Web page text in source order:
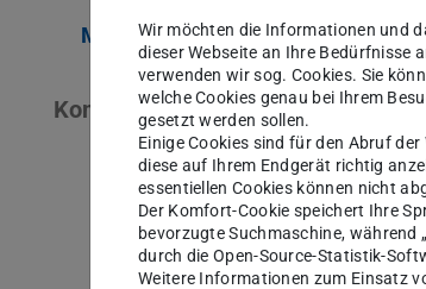
Methoden und
Kontakt
Wir möchten die Informationen und
dieser Webseite an Ihre Bedürfnisse
verwenden wir sog. Cookies. Sie
welche Cookies genau bei Ihrem
gesetzt werden sollen.
Einige Cookies sind für den Abruf
diese auf Ihrem Endgerät richtig
essentiellen Cookies können nicht
Der Komfort-Cookie speichert Ihre
bevorzugte Suchmaschine, während
durch die Open-Source-Statistik-
Weitere Informationen zum Einsatz